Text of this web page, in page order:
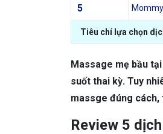
5
Tiêu chí lựa chọn
Massage mẹ bầu
suốt thai kỳ. Tuy
massge đúng cách,
Review 5